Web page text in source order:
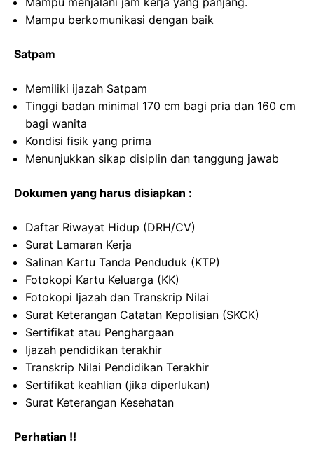
Mampu berkomunikasi dengan baik
Satpam
Memiliki ijazah Satpam
Tinggi badan minimal 170 cm bagi pria dan 160 cm
bagi wanita
Kondisi fisik yang prima
Menunjukkan sikap disiplin dan tanggung jawab
Dokumen yang harus disiapkan :
Daftar Riwayat Hidup (DRH/CV)
Surat Lamaran Kerja
Salinan Kartu Tanda Penduduk (KTP)
Fotokopi Kartu Keluarga (KK)
Fotokopi Ijazah dan Transkrip Nilai
Surat Keterangan Catatan Kepolisian (SKCK)
Sertifikat atau Penghargaan
Ijazah pendidikan terakhir
Transkrip Nilai Pendidikan Terakhir
Sertifikat keahlian (jika diperlukan)
Surat Keterangan Kesehatan
Perhatian !!